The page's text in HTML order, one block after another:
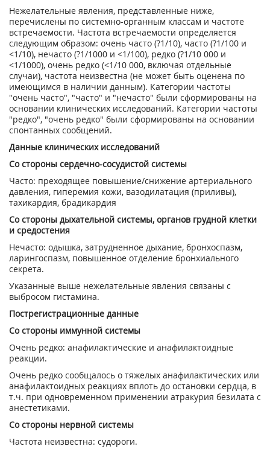
Нежелательные явления, представленные ниже,
перечислены по системно-органным классам и частоте
встречаемости. Частота встречаемости определяется
следующим образом: очень часто (?1/10), часто (?1/100 и
<1/10), нечасто (?1/1000 и <1/100), редко (?1/10 000 и
<1/1000), очень редко (<1/10 000, включая отдельные
случаи), частота неизвестна (не может быть оценена по
имеющимся в наличии данным). Категории частоты
"очень часто", "часто" и "нечасто" были сформированы на
основании клинических исследований. Категории частоты
"редко", "очень редко" были сформированы на основании
спонтанных сообщений.
Данные клинических исследований
Со стороны сердечно-сосудистой системы
Часто: преходящее повышение/снижение артериального
давления, гиперемия кожи, вазодилатация (приливы),
тахикардия, брадикардия
Со стороны дыхательной системы, органов грудной клетки
и средостения
Нечасто: одышка, затрудненное дыхание, бронхоспазм,
ларингоспазм, повышенное отделение бронхиального
секрета.
Указанные выше нежелательные явления связаны с
выбросом гистамина.
Пострегистрационные данные
Со стороны иммунной системы
Очень редко: анафилактические и анафилактоидные
реакции.
Очень редко сообщалось о тяжелых анафилактических или
анафилактоидных реакциях вплоть до остановки сердца, в
т.ч. при одновременном применении атракурия безилата с
анестетиками.
Со стороны нервной системы
Частота неизвестна: судороги.